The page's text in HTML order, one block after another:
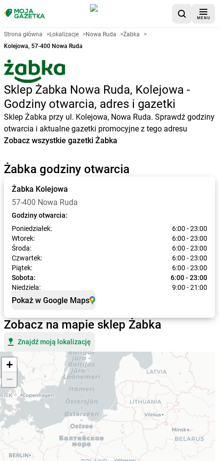
MENU
Strona główna >Lokalizacje >Nowa Ruda >Żabka
>
Kolejowa, 57-400 Nowa Ruda
Sklep Żabka Nowa Ruda, Kolejowa -
Godziny otwarcia, adres i gazetki
Sklep Żabka przy ul. Kolejowa, Nowa Ruda. Sprawdź godziny
otwarcia i aktualne gazetki promocyjne z tego adresu
Zobacz wszystkie gazetki Żabka
Żabka godziny otwarcia
Żabka Kolejowa
57-400 Nowa Ruda
Godziny otwarcia:
Poniedziałek:
6:00 - 23:00
Wtorek:
6:00 - 23:00
Środa:
6:00 - 23:00
Czwartek:
6:00 - 23:00
Piątek:
6:00 - 23:00
Sobota:
6:00 - 23:00
Niedziela:
9:00 - 21:00
Pokaż w Google Maps
Zobacz na mapie sklep Żabka
Znajdź moją lokalizację
+
−